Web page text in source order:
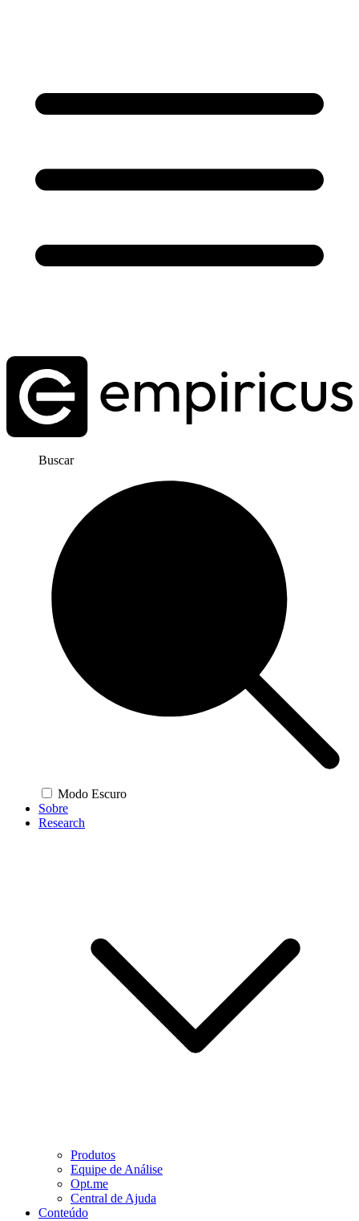
Buscar
Modo Escuro
Sobre
Research
Produtos
Equipe de Análise
Opt.me
Central de Ajuda
Conteúdo